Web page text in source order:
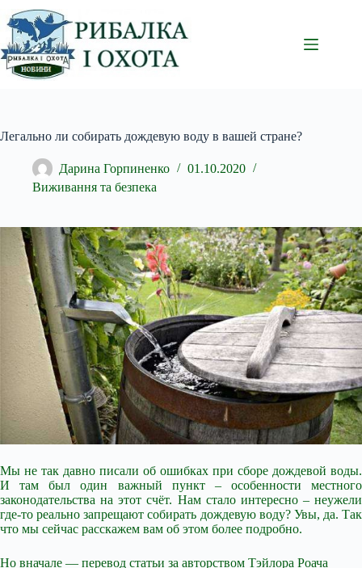
Перейти
до
вмісту
Легально ли собирать дождевую воду в вашей стране?
Дарина Горпиненко
01.10.2020
Виживання та безпека
Мы не так давно писали об ошибках при сборе дождевой воды.
И там был один важный пункт – особенности местного
законодательства на этот счёт. Нам стало интересно – неужели
где-то реально запрещают собирать дождевую воду? Увы, да. Так
что мы сейчас расскажем вам об этом более подробно.
Но вначале — перевод статьи за авторством Тэйлора Роача